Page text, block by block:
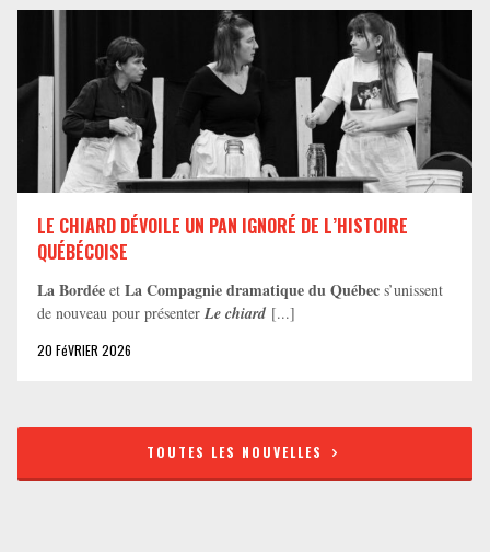
LE CHIARD DÉVOILE UN PAN IGNORÉ DE L’HISTOIRE
QUÉBÉCOISE
La Bordée et La Compagnie dramatique du Québec s’unissent
de nouveau pour présenter Le chiard [...]
20 FéVRIER 2026
TOUTES LES NOUVELLES